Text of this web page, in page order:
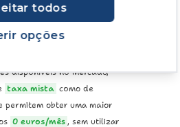
a 0euros
0euros, até ao final do
que se não tivesse aderido a
disponíveis no mercado,
taxa mista como de
permitem obter uma maior
0 euros/mês, sem utilizar
opções
todos